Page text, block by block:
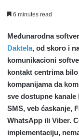
6 minutes read
Međunarodna
Daktela, od skoro i
komunikacioni
kontakt centrima
kompanijama da
sve dostupne
SMS, veb ćaskanje,
WhatsApp ili Viber.
implementaciju,